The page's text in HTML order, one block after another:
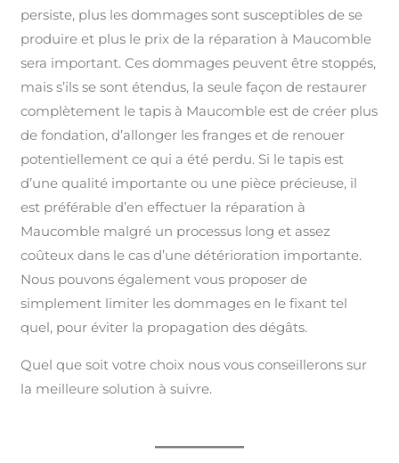
persiste, plus les dommages sont susceptibles de se
produire et plus le prix de la réparation à Maucomble
sera important. Ces dommages peuvent être stoppés,
mais s’ils se sont étendus, la seule façon de restaurer
complètement le tapis à Maucomble est de créer plus
de fondation, d’allonger les franges et de renouer
potentiellement ce qui a été perdu. Si le tapis est
d’une qualité importante ou une pièce précieuse, il
est préférable d’en effectuer la réparation à
Maucomble malgré un processus long et assez
coûteux dans le cas d’une détérioration importante.
Nous pouvons également vous proposer de
simplement limiter les dommages en le fixant tel
quel, pour éviter la propagation des dégâts.
Quel que soit votre choix nous vous conseillerons sur
la meilleure solution à suivre.